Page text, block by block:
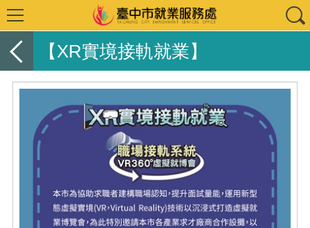
【XR實境接軌就業】